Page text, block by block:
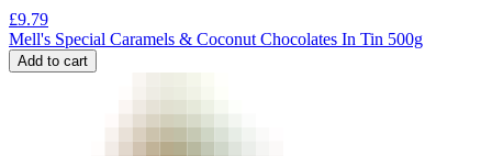
£9.79
Mell's Special Caramels & Coconut Chocolates In Tin 500g
Add to cart